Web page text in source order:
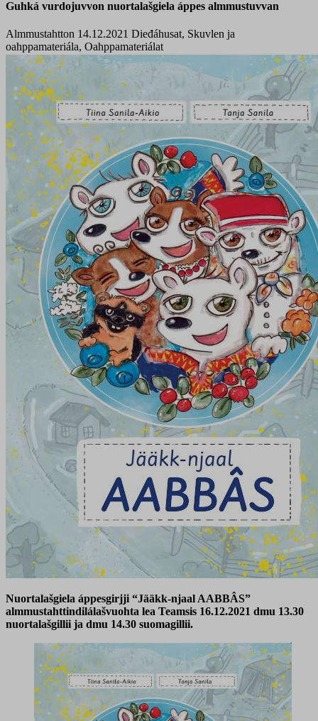
Guhká vurdojuvvon nuortalašgiela áppes almmustuvvan
Almmustahtton 14.12.2021 Dieđáhusat, Skuvlen ja
oahppamateriála, Oahppamateriálat
Nuortalašgiela áppesgirjji “Jääkk-njaal AABBÂS”
almmustahttindilálašvuohta lea Teamsis 16.12.2021 dmu 13.30
nuortalašgillii ja dmu 14.30 suomagillii.